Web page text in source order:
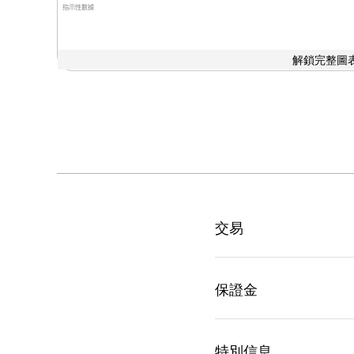
指示性數據
解鎖完整圖